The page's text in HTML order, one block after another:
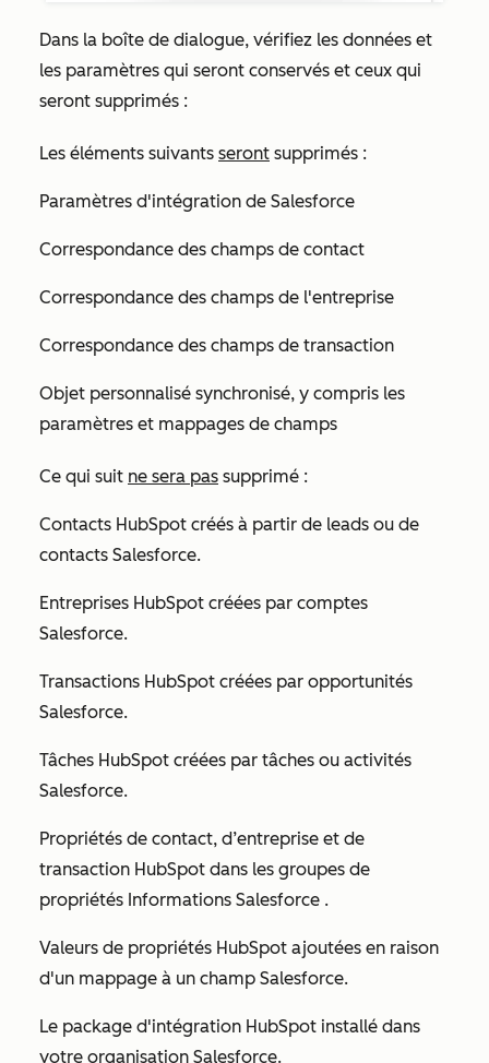
Dans la boîte de dialogue, vérifiez les données et
les paramètres qui seront conservés et ceux qui
seront supprimés :
Les éléments suivants seront supprimés :
Paramètres d'intégration de Salesforce
Correspondance des champs de contact
Correspondance des champs de l'entreprise
Correspondance des champs de transaction
Objet personnalisé synchronisé, y compris les
paramètres et mappages de champs
Ce qui suit ne sera pas supprimé :
Contacts HubSpot créés à partir de leads ou de
contacts Salesforce.
Entreprises HubSpot créées par comptes
Salesforce.
Transactions HubSpot créées par opportunités
Salesforce.
Tâches HubSpot créées par tâches ou activités
Salesforce.
Propriétés de contact, d’entreprise et de
transaction HubSpot dans les groupes de
propriétés Informations Salesforce .
Valeurs de propriétés HubSpot ajoutées en raison
d'un mappage à un champ Salesforce.
Le package d'intégration HubSpot installé dans
votre organisation Salesforce.